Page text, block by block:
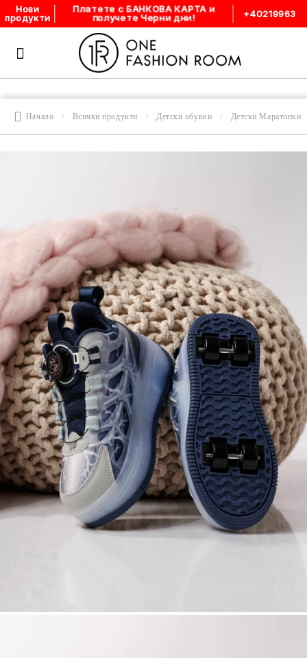
Нови
продукти
Платете с БАНКОВА КАРТА и
получете Черни дни!
+40219963
Начало Всички продукти Детски обувки Детски Маратонки